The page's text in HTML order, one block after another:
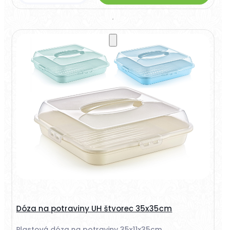
Dóza na potraviny UH štvorec 35x35cm